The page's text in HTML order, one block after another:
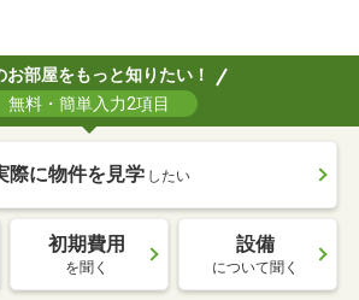
お部屋をもっと知りたい！
無料・簡単入力2項目
際に物件を見学 したい
初期費用
を聞く
設備
について聞く